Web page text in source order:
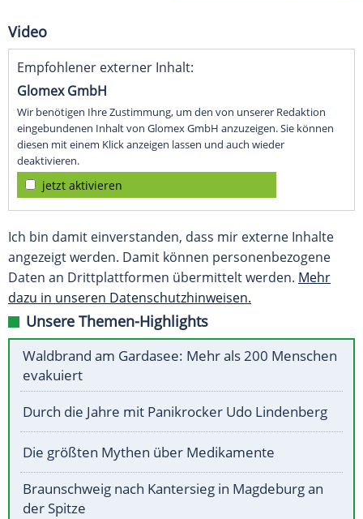
Video
Empfohlener externer Inhalt:
Glomex GmbH
Wir benötigen Ihre Zustimmung, um den von unserer Redaktion
eingebundenen Inhalt von Glomex GmbH anzuzeigen. Sie können
diesen mit einem Klick anzeigen lassen und auch wieder
deaktivieren.
jetzt aktivieren
Ich bin damit einverstanden, dass mir externe Inhalte
angezeigt werden. Damit können personenbezogene
Daten an Drittplattformen übermittelt werden. Mehr
dazu in unseren Datenschutzhinweisen.
Unsere Themen-Highlights
Waldbrand am Gardasee: Mehr als 200 Menschen
evakuiert
Durch die Jahre mit Panikrocker Udo Lindenberg
Die größten Mythen über Medikamente
Braunschweig nach Kantersieg in Magdeburg an
der Spitze